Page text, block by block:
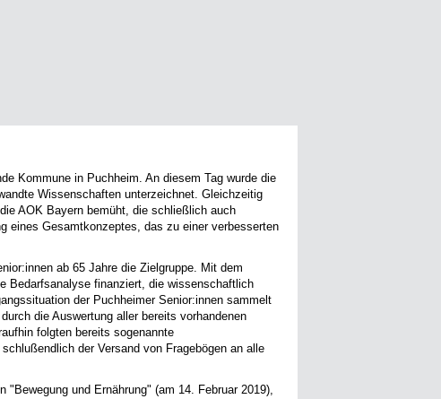
Kommune in Puchheim. An diesem Tag wurde die
Wissenschaften unterzeichnet. Gleichzeitig
AOK Bayern bemüht, die schließlich auch
eines Gesamtkonzeptes, das zu einer verbesserten
ab 65 Jahre die Zielgruppe. Mit dem
Bedarfsanalyse finanziert, die wissenschaftlich
der Puchheimer Senior:innen sammelt
die Auswertung aller bereits vorhandenen
folgten bereits sogenannte
der Versand von Fragebögen an alle
"Bewegung und Ernährung" (am 14. Februar 2019),